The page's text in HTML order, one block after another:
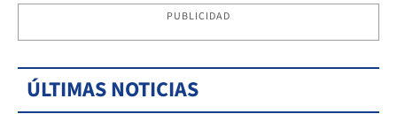
PUBLICIDAD
ÚLTIMAS NOTICIAS